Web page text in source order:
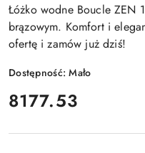
Łóżko wodne Boucle ZEN
brązowym. Komfort i
ofertę i zamów już dziś!
Dostępność:Mało
cena:
8177.53